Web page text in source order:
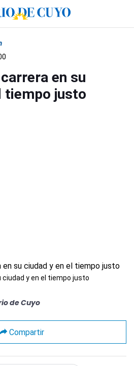
en su
tiempo justo
ciudad y en el tiempo justo
de Cuyo
Compartir